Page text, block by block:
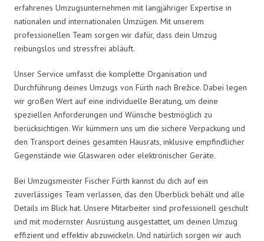
erfahrenes Umzugsunternehmen mit langjähriger Expertise in
nationalen und internationalen Umzügen. Mit unserem
professionellen Team sorgen wir dafür, dass dein Umzug
reibungslos und stressfrei abläuft.
Unser Service umfasst die komplette Organisation und
Durchführung deines Umzugs von Fürth nach Brežice. Dabei legen
wir großen Wert auf eine individuelle Beratung, um deine
speziellen Anforderungen und Wünsche bestmöglich zu
berücksichtigen. Wir kümmern uns um die sichere Verpackung und
den Transport deines gesamten Hausrats, inklusive empfindlicher
Gegenstände wie Glaswaren oder elektronischer Geräte.
Bei Umzugsmeister Fischer Fürth kannst du dich auf ein
zuverlässiges Team verlassen, das den Überblick behält und alle
Details im Blick hat. Unsere Mitarbeiter sind professionell geschult
und mit modernster Ausrüstung ausgestattet, um deinen Umzug
effizient und effektiv abzuwickeln. Und natürlich sorgen wir auch